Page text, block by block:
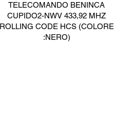
TELECOMANDO BENINCA
CUPIDO2-NWV 433,92 MHZ
ROLLING CODE HCS (COLORE
:NERO)